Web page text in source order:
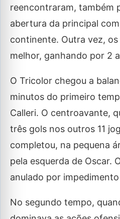
reencontraram, também
abertura da principal
continente. Outra vez,
melhor, ganhando por 2 a
O Tricolor chegou a
minutos do primeiro
Calleri. O centroavante,
três gols nos outros 11
completou, na pequena
pela esquerda de Oscar.
anulado por
No segundo tempo,